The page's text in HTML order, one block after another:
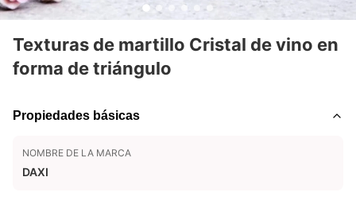
Texturas de martillo Cristal de vino en
forma de triángulo
Propiedades básicas
NOMBRE DE LA MARCA
DAXI